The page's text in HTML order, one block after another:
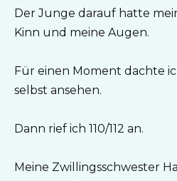
Der Junge darauf hatte
Kinn und meine Augen.
Für einen Moment dachte
selbst ansehen.
Dann rief ich 110/112 an.
Meine Zwillingsschwester